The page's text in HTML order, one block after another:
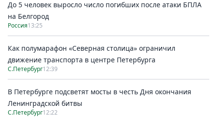
До 5 человек выросло число погибших после атаки БПЛА
на Белгород
Россия13:25
Как полумарафон «Северная столица» ограничил
движение транспорта в центре Петербурга
С.Петербург12:39
В Петербурге подсветят мосты в честь Дня окончания
Ленинградской битвы
С.Петербург12:22